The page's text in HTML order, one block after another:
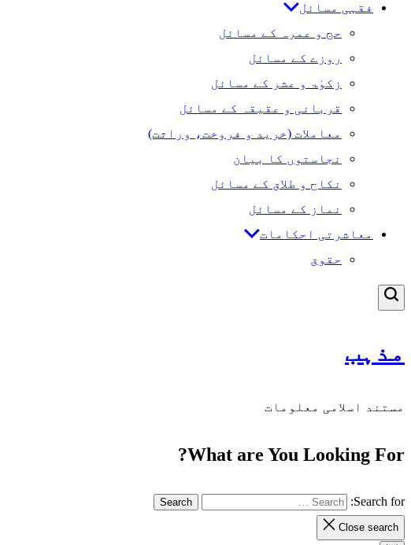
فقہی مسائل
حج و عمرہ کے مسائل
روزے کے مسائل
زکوٰۃ و عشر کے مسائل
قربانی و عقیقہ کے مسائل
معاملات (خرید و فروخت، وراثت)
نجاستوں کا بیان
نکاح و طلاق کے مسائل
نماز کے مسائل
معاشرتی احکامات
حقوق
مذہب
مستند اسلامی معلومات
What are You Looking For?
Search for:
Close search